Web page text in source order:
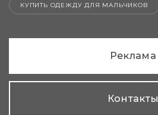
КУПИТЬ ОДЕЖДУ ДЛЯ МАЛЬЧИКОВ
Реклама
Контакты